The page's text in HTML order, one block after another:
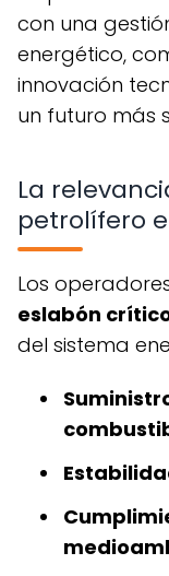
con una
energético,
innovación
un futuro más
La
petrolífero
Los
eslabón
del sistema
Suministro continuo y seguro de
Cumplimiento de la normativa